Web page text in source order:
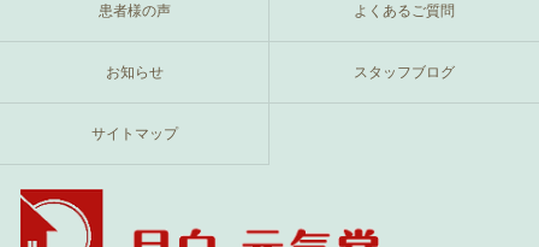
患者様の声 よくあるご質問
お知らせ スタッフブログ
サイトマップ